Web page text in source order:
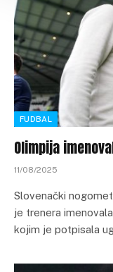
FUDBAL
Olimpija
11/08/2025
Slovenački
je trenera
kojim je potpisala